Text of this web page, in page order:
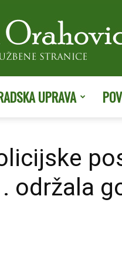
UPRAVA
održala